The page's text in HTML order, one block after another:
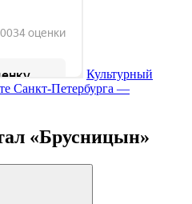
Культурный
Санкт‑Петербурга —
«Брусницын»